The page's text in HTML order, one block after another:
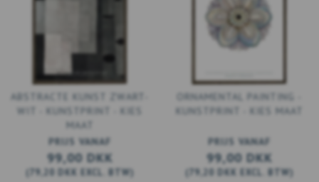
ABSTRACTE KUNST ZWART-
WIT - KUNSTPRINT - KIES
MAAT
PRIJS VANAF
99,00 DKK
79,20 DKK EXCL. BTW
ORNAMENTAL PAINTING -
KUNSTPRINT - KIES MAAT
PRIJS VANAF
99,00 DKK
79,20 DKK EXCL. BTW